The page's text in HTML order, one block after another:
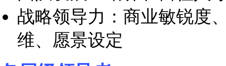
累计数十年来在数万
清晰的参考，定义、